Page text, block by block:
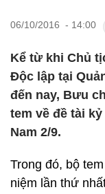
06/10/2016 - 14:00
Kể từ khi Chủ
Độc lập tại
đến nay, Bưu
tem về đề tài
Nam 2/9.
Trong đó, bộ
niệm lần thứ